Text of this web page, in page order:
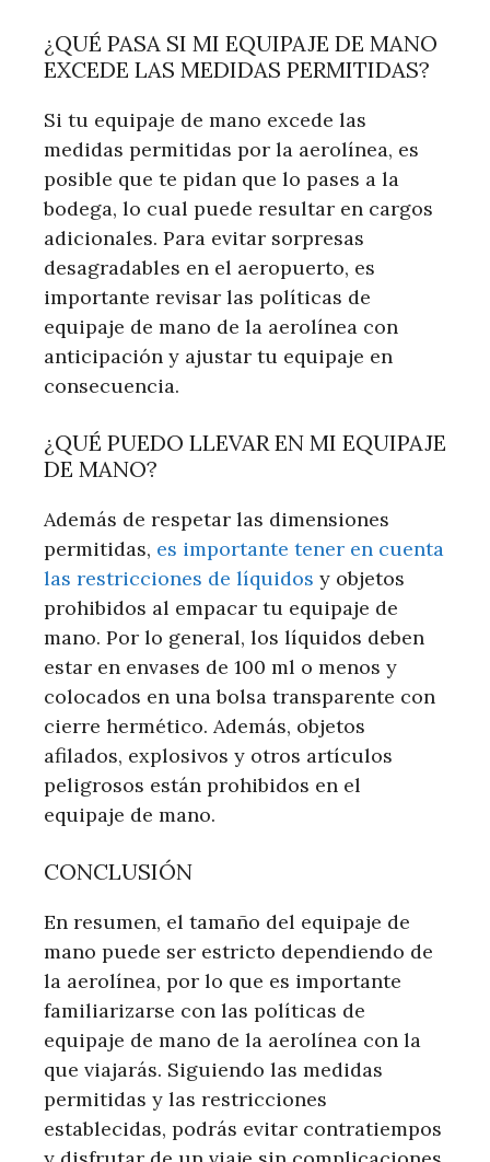
¿QUÉ PASA SI MI EQUIPAJE DE MANO
EXCEDE LAS MEDIDAS PERMITIDAS?
Si tu equipaje de mano excede las
medidas permitidas por la aerolínea, es
posible que te pidan que lo pases a la
bodega, lo cual puede resultar en cargos
adicionales. Para evitar sorpresas
desagradables en el aeropuerto, es
importante revisar las políticas de
equipaje de mano de la aerolínea con
anticipación y ajustar tu equipaje en
consecuencia.
¿QUÉ PUEDO LLEVAR EN MI EQUIPAJE
DE MANO?
Además de respetar las dimensiones
permitidas, es importante tener en cuenta
las restricciones de líquidos y objetos
prohibidos al empacar tu equipaje de
mano. Por lo general, los líquidos deben
estar en envases de 100 ml o menos y
colocados en una bolsa transparente con
cierre hermético. Además, objetos
afilados, explosivos y otros artículos
peligrosos están prohibidos en el
equipaje de mano.
CONCLUSIÓN
En resumen, el tamaño del equipaje de
mano puede ser estricto dependiendo de
la aerolínea, por lo que es importante
familiarizarse con las políticas de
equipaje de mano de la aerolínea con la
que viajarás. Siguiendo las medidas
permitidas y las restricciones
establecidas, podrás evitar contratiempos